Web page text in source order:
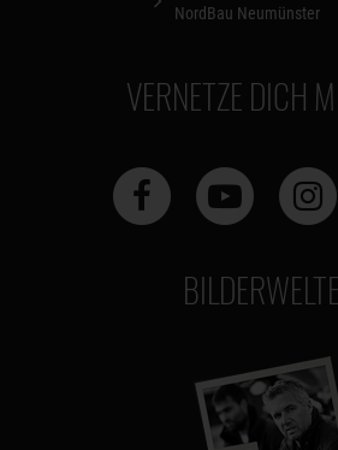
NordBau Neumünster
VERNETZE DICH